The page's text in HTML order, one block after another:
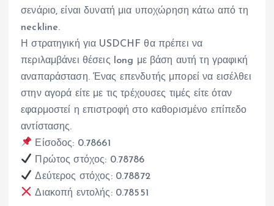
σενάριο, είναι δυνατή μια υποχώρηση κάτω από τη
neckline.
Η στρατηγική για USDCHF θα πρέπει να
περιλαμβάνει θέσεις long με βάση αυτή τη γραφική
αναπαράσταση. Ένας επενδυτής μπορεί να εισέλθει
στην αγορά είτε με τις τρέχουσες τιμές είτε όταν
εφαρμοστεί η επιστροφή στο καθορισμένο επίπεδο
αντίστασης.
Είσοδος: 0.78661
Πρώτος στόχος: 0.78786
Δεύτερος στόχος: 0.78872
Διακοπή εντολής: 0.78551